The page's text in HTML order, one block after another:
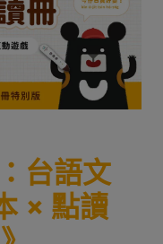
台語文
× 點讀